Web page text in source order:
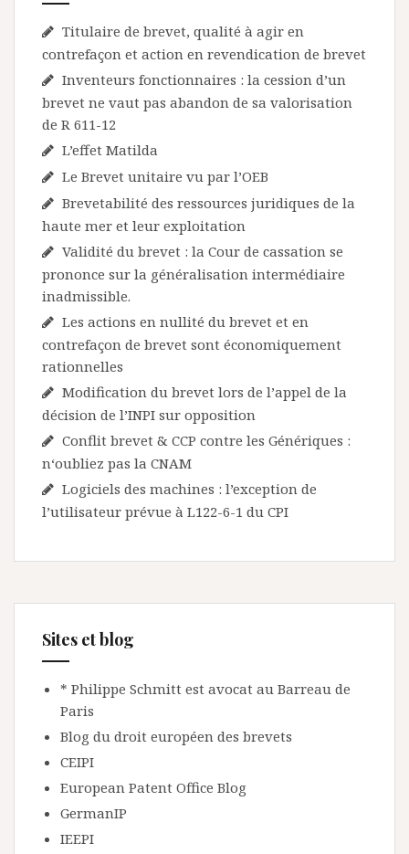
Titulaire de brevet, qualité à agir en
contrefaçon et action en revendication de brevet
Inventeurs fonctionnaires : la cession d’un
brevet ne vaut pas abandon de sa valorisation
de R 611-12
L’effet Matilda
Le Brevet unitaire vu par l’OEB
Brevetabilité des ressources juridiques de la
haute mer et leur exploitation
Validité du brevet : la Cour de cassation se
prononce sur la généralisation intermédiaire
inadmissible.
Les actions en nullité du brevet et en
contrefaçon de brevet sont économiquement
rationnelles
Modification du brevet lors de l’appel de la
décision de l’INPI sur opposition
Conflit brevet & CCP contre les Génériques :
n‘oubliez pas la CNAM
Logiciels des machines : l’exception de
l’utilisateur prévue à L122-6-1 du CPI
Sites et blog
* Philippe Schmitt est avocat au Barreau de
Paris
Blog du droit européen des brevets
CEIPI
European Patent Office Blog
GermanIP
IEEPI